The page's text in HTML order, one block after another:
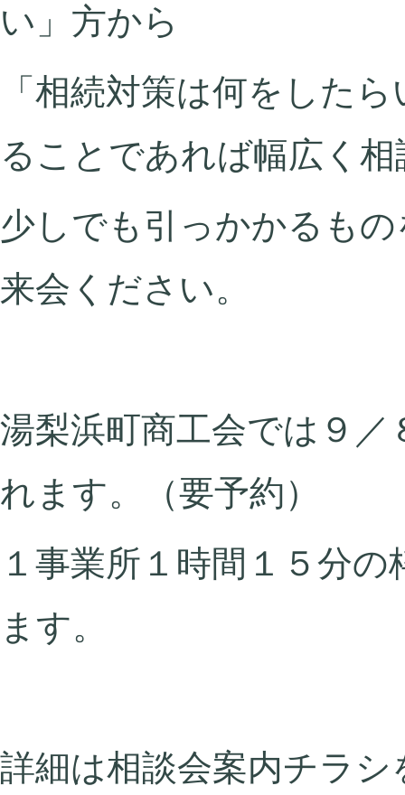
い」方から
「相続対策は何をした
ることであれば幅広く
少しでも引っかかるも
来会ください。
湯梨浜町商工会では９
れます。（要予約）
１事業所１時間１５分
ます。
詳細は相談会案内チラ